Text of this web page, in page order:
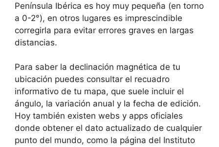
Península Ibérica es hoy muy pequeña (en torno
a 0-2°), en otros lugares es imprescindible
corregirla para evitar errores graves en largas
distancias.
Para saber la declinación magnética de tu
ubicación puedes consultar el recuadro
informativo de tu mapa, que suele incluir el
ángulo, la variación anual y la fecha de edición.
Hoy también existen webs y apps oficiales
donde obtener el dato actualizado de cualquier
punto del mundo, como la página del Instituto